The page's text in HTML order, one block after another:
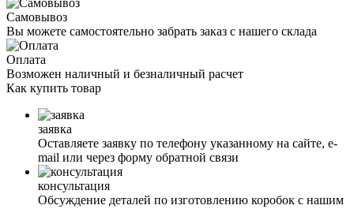
Самовывоз
Вы можете самостоятельно забрать заказ с нашего склада
Оплата
Возможен наличный и безналичный расчет
Как купить товар
заявка
Оставляете заявку по телефону указанному на сайте, е-
mail или через форму обратной связи
консультация
Обсуждение деталей по изготовлению коробок с нашим